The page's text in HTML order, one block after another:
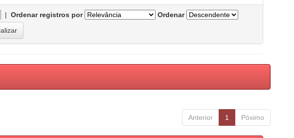
| Ordenar registros por
Ordenar
Anterior 1 Póximo